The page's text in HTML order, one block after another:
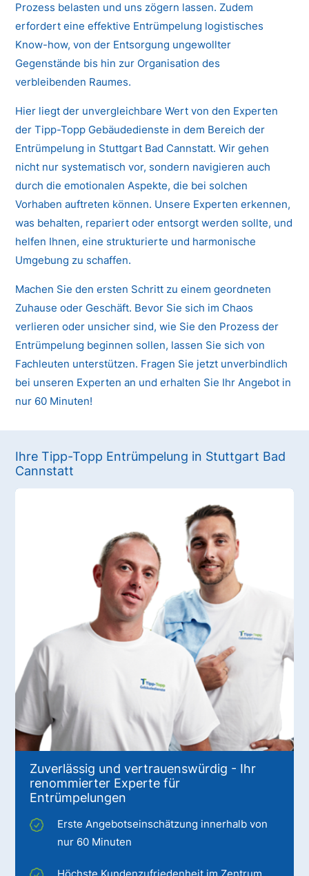
Prozess belasten und uns zögern lassen. Zudem
erfordert eine effektive Entrümpelung logistisches
Know-how, von der Entsorgung ungewollter
Gegenstände bis hin zur Organisation des
verbleibenden Raumes.
Hier liegt der unvergleichbare Wert von den Experten
der Tipp-Topp Gebäudedienste in dem Bereich der
Entrümpelung in Stuttgart Bad Cannstatt. Wir gehen
nicht nur systematisch vor, sondern navigieren auch
durch die emotionalen Aspekte, die bei solchen
Vorhaben auftreten können. Unsere Experten erkennen,
was behalten, repariert oder entsorgt werden sollte, und
helfen Ihnen, eine strukturierte und harmonische
Umgebung zu schaffen.
Machen Sie den ersten Schritt zu einem geordneten
Zuhause oder Geschäft. Bevor Sie sich im Chaos
verlieren oder unsicher sind, wie Sie den Prozess der
Entrümpelung beginnen sollen, lassen Sie sich von
Fachleuten unterstützen. Fragen Sie jetzt unverbindlich
bei unseren Experten an und erhalten Sie Ihr Angebot in
nur 60 Minuten!
Ihre Tipp-Topp Entrümpelung in Stuttgart Bad
Cannstatt
Zuverlässig und vertrauenswürdig - Ihr
renommierter Experte für
Entrümpelungen
Erste Angebotseinschätzung innerhalb von
nur 60 Minuten